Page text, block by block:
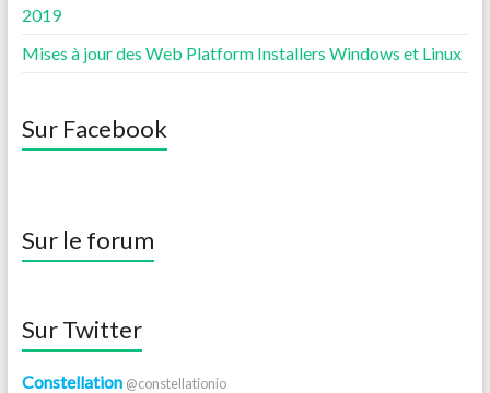
2019
Mises à jour des Web Platform Installers Windows et Linux
Sur Facebook
Sur le forum
Sur Twitter
Constellation @constellationio